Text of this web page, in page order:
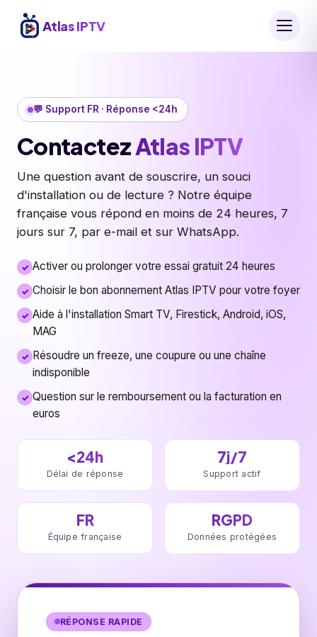
Atlas IPTV
💬 Support FR · Réponse <24h
ContactezAtlas IPTV
Une question avant de souscrire, un souci
d'installation ou de lecture ? Notre équipe
française vous répond en moins de 24 heures, 7
jours sur 7, par e-mail et sur WhatsApp.
Activer ou prolonger votre essai gratuit 24 heures
Choisir le bon abonnement Atlas IPTV pour votre foyer
Aide à l'installation Smart TV, Firestick, Android, iOS,
MAG
Résoudre un freeze, une coupure ou une chaîne
indisponible
Question sur le remboursement ou la facturation en
euros
<24h
Délai de réponse
7j/7
Support actif
FR
Équipe française
RGPD
Données protégées
RÉPONSE RAPIDE